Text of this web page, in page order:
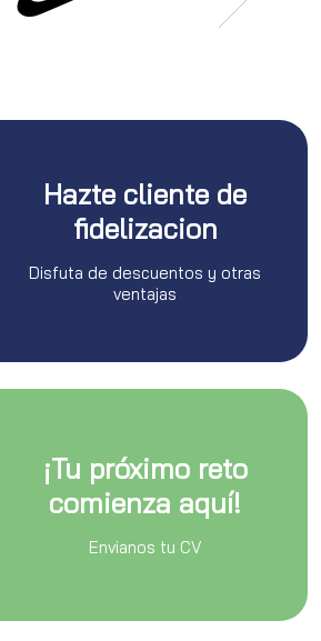
Hazte cliente de
fidelizacion
Disfuta de descuentos y otras
ventajas
¡Tu próximo reto
comienza aquí!
Envianos tu CV